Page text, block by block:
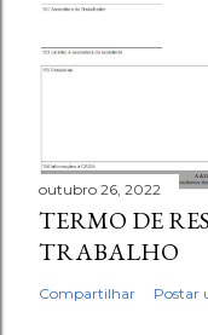
outubro 26, 2022
TERMO DE
TRABALHO
Compartilhar Postar